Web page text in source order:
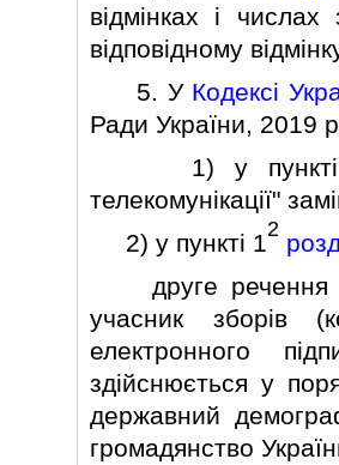
вiдмiнках i числах
вiдповiдному
5. У Кодексi
Ради України, 2019
1) у пунктi 4
телекомунiкацiї"
2) у пунктi 12
друге речення
учасник зборiв
електронного
здiйснюється у
державний
громадянство